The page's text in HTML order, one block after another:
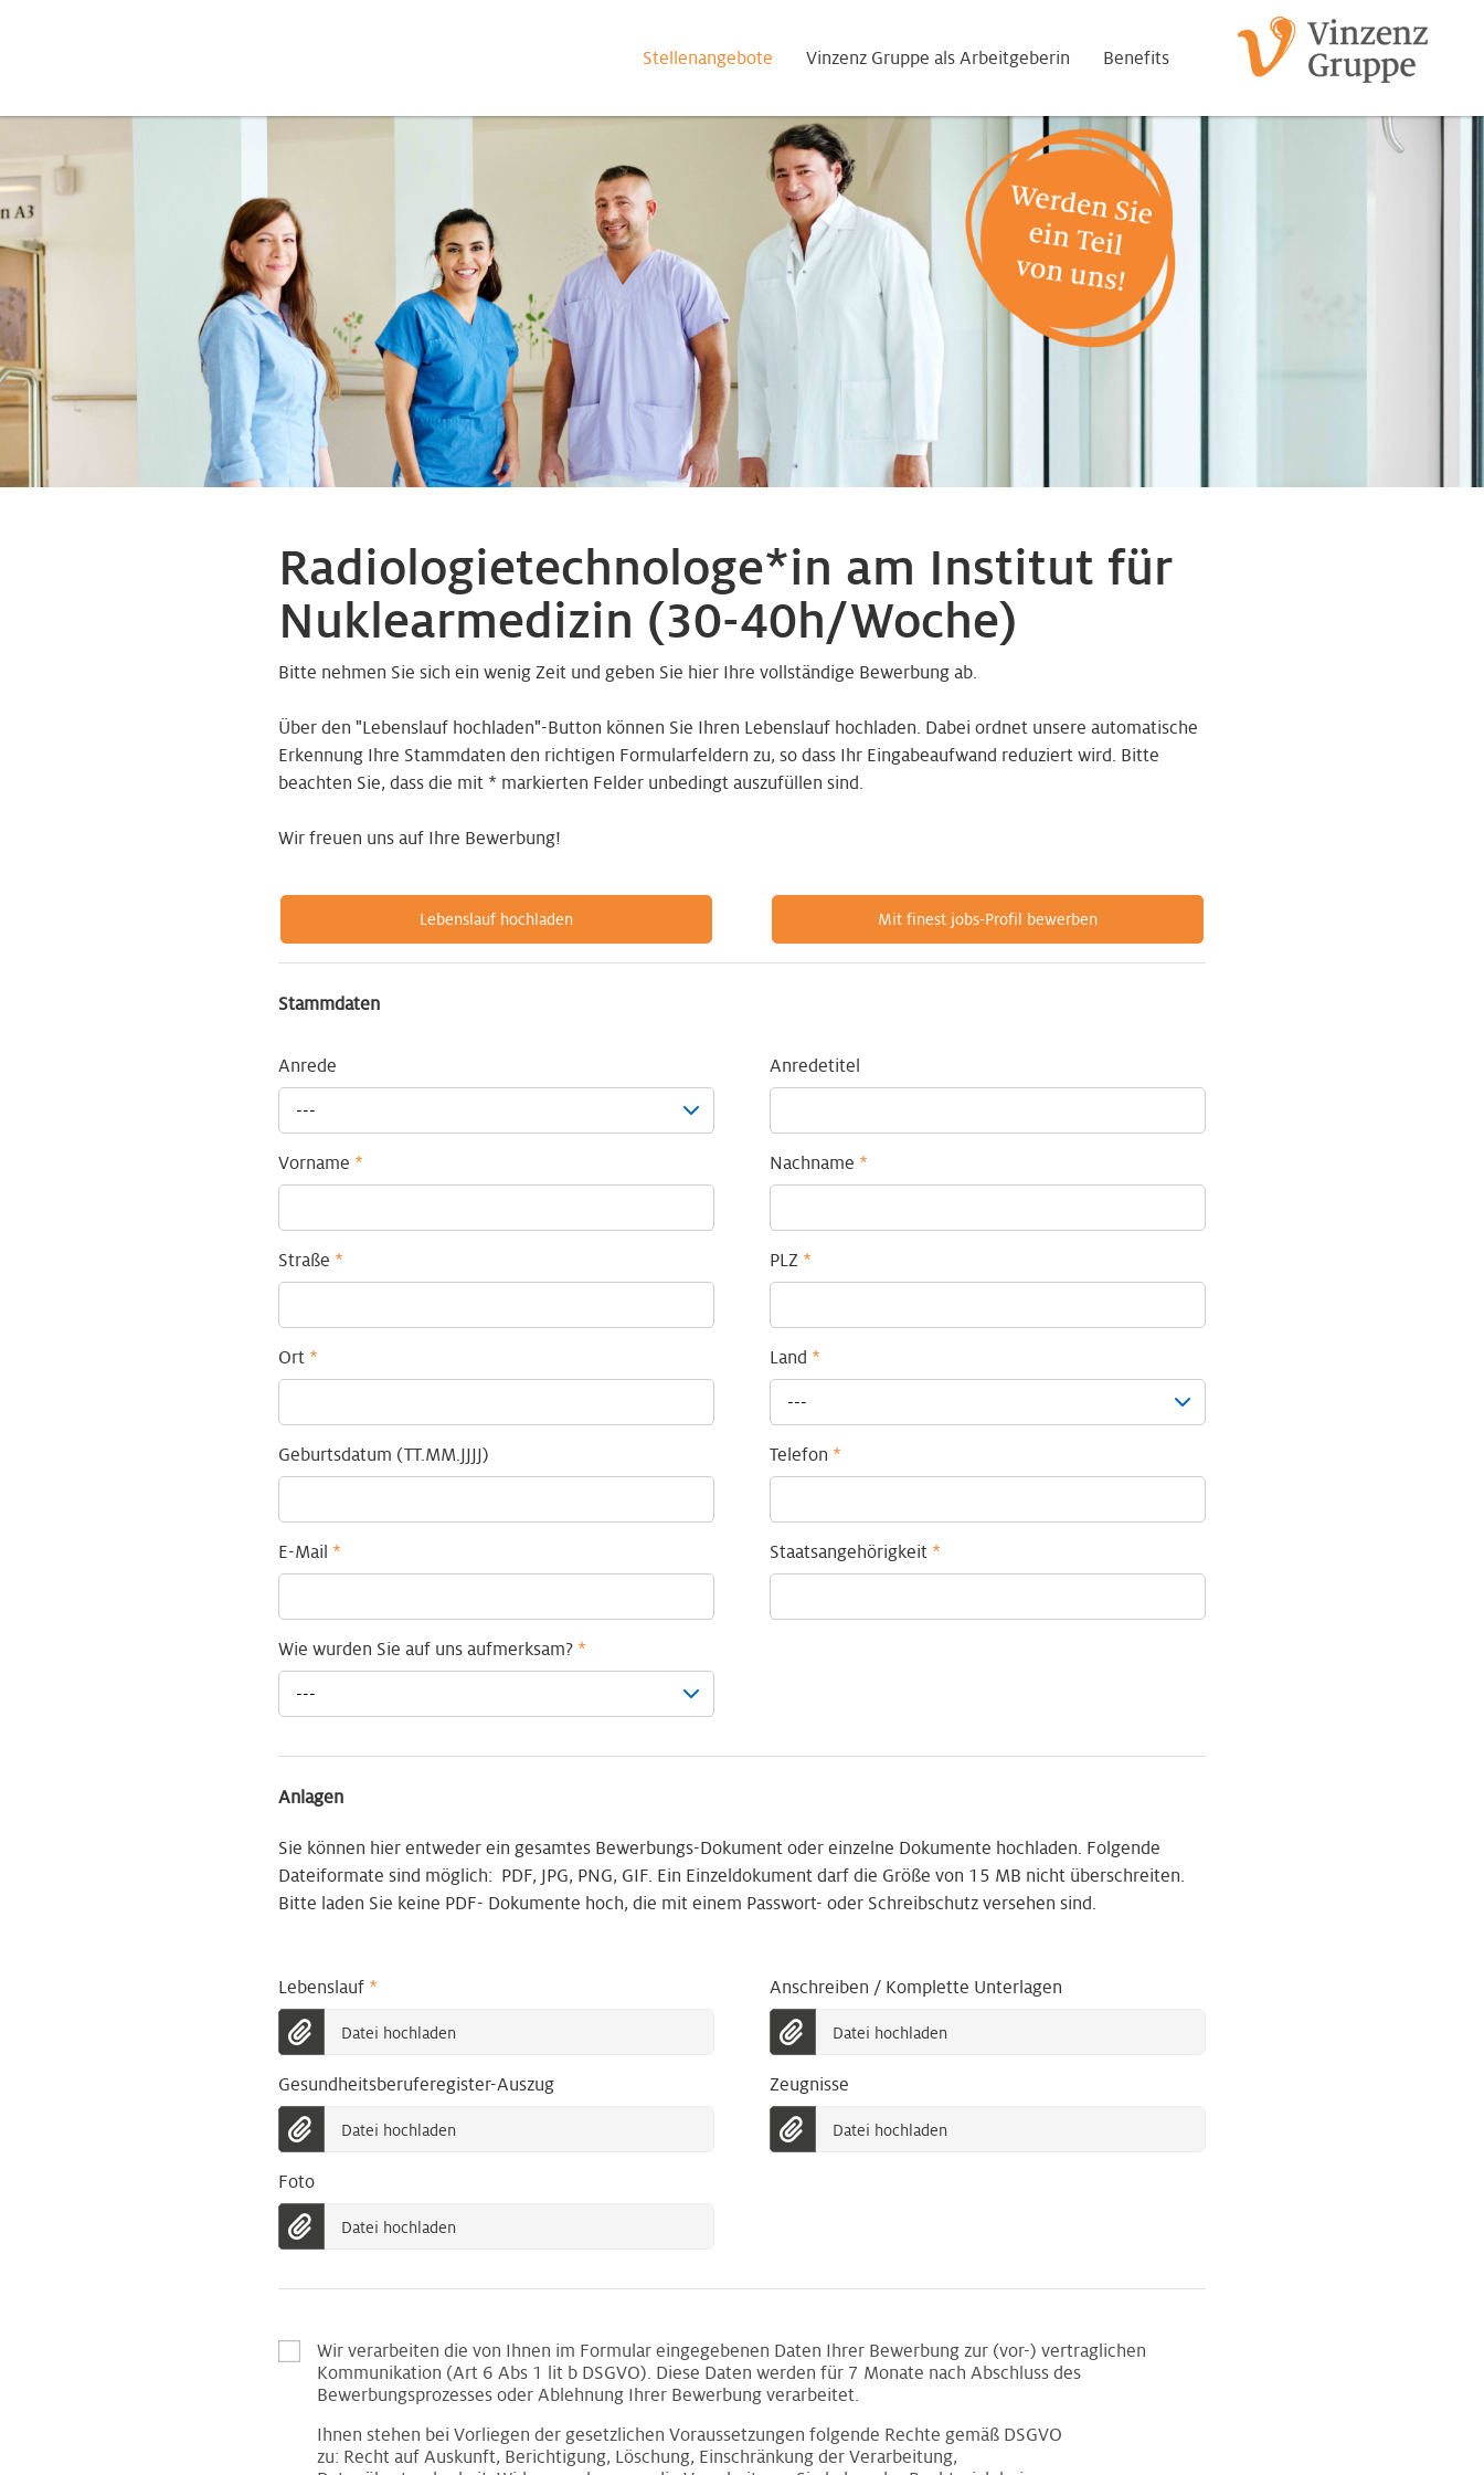
Stellenangebote Vinzenz Gruppe als Arbeitgeberin Benefits
Radiologietechnologe*in am Institut für
Nuklearmedizin (30-40h/Woche)
Bitte nehmen Sie sich ein wenig Zeit und geben Sie hier Ihre vollständige Bewerbung ab.
Über den "Lebenslauf hochladen"-Button können Sie Ihren Lebenslauf hochladen. Dabei ordnet unsere automatische
Erkennung Ihre Stammdaten den richtigen Formularfeldern zu, so dass Ihr Eingabeaufwand reduziert wird. Bitte
beachten Sie, dass die mit * markierten Felder unbedingt auszufüllen sind.
Wir freuen uns auf Ihre Bewerbung!
Lebenslauf hochladen Mit finest jobs-Profil bewerben
Stammdaten
Anrede
---
Anredetitel
Vorname * Nachname *
Straße * PLZ *
Ort * Land *
---
Geburtsdatum (TT.MM.JJJJ) Telefon *
E-Mail * Staatsangehörigkeit *
Wie wurden Sie auf uns aufmerksam? *
---
Anlagen
Sie können hier entweder ein gesamtes Bewerbungs-Dokument oder einzelne Dokumente hochladen. Folgende
Dateiformate sind möglich: PDF, JPG, PNG, GIF. Ein Einzeldokument darf die Größe von 15 MB nicht überschreiten.
Bitte laden Sie keine PDF- Dokumente hoch, die mit einem Passwort- oder Schreibschutz versehen sind.
Lebenslauf *
Datei hochladen
Anschreiben / Komplette Unterlagen
Datei hochladen
Gesundheitsberuferegister-Auszug
Datei hochladen
Zeugnisse
Datei hochladen
Foto
Datei hochladen
Wir verarbeiten die von Ihnen im Formular eingegebenen Daten Ihrer Bewerbung zur (vor-) vertraglichen
Kommunikation (Art 6 Abs 1 lit b DSGVO). Diese Daten werden für 7 Monate nach Abschluss des
Bewerbungsprozesses oder Ablehnung Ihrer Bewerbung verarbeitet.
Ihnen stehen bei Vorliegen der gesetzlichen Voraussetzungen folgende Rechte gemäß DSGVO
zu: Recht auf Auskunft, Berichtigung, Löschung, Einschränkung der Verarbeitung,